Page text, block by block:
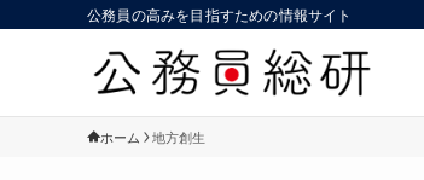
公務員の高みを目指すための情報サイト
ホーム 地方創生